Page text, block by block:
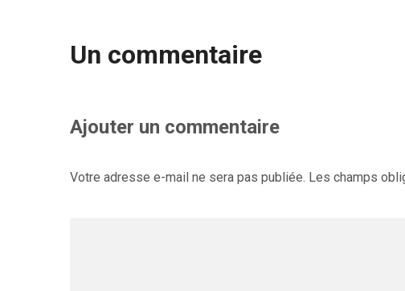
Un commentaire
Ajouter un commentaire
Votre adresse e-mail ne sera pas publiée. Les champs